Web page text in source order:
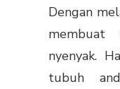
Dengan
nyenyak.
tubuh